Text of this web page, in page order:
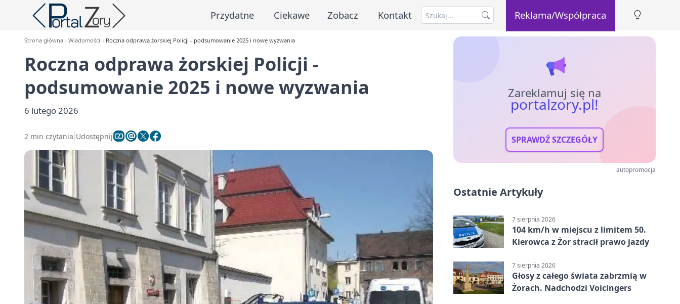
Przydatne Ciekawe Zobacz Kontakt Reklama/Współpraca
Strona główna Wiadomości Roczna odprawa żorskiej Policji - podsumowanie 2025 i nowe wyzwania
Roczna odprawa żorskiej Policji -
podsumowanie 2025 i nowe wyzwania
6 lutego 2026
2 min czytania Udostępnij
Zareklamuj się na
portalzory.pl!
SPRAWDŹ SZCZEGÓŁY
autopromocja
Ostatnie Artykuły
7 sierpnia 2026
104 km/h w miejscu z limitem 50.
Kierowca z Żor stracił prawo jazdy
7 sierpnia 2026
Głosy z całego świata zabrzmią w
Żorach. Nadchodzi Voicingers